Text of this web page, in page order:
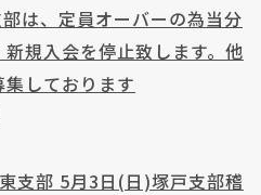
は、定員オーバーの為当分
規入会を停止致します。他
しております
支部 5月3日(日)塚戸支部稽